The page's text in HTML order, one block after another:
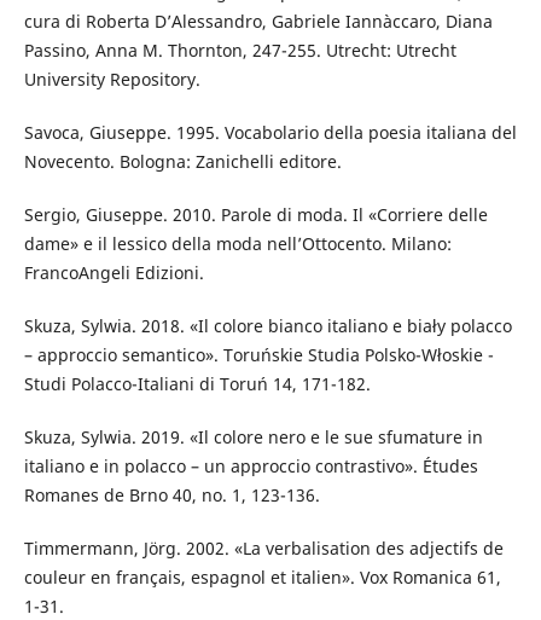
cura di Roberta D’Alessandro, Gabriele Iannàccaro, Diana
Passino, Anna M. Thornton, 247-255. Utrecht: Utrecht
University Repository.
Savoca, Giuseppe. 1995. Vocabolario della poesia italiana del
Novecento. Bologna: Zanichelli editore.
Sergio, Giuseppe. 2010. Parole di moda. Il «Corriere delle
dame» e il lessico della moda nell’Ottocento. Milano:
FrancoAngeli Edizioni.
Skuza, Sylwia. 2018. «Il colore bianco italiano e biały polacco
– approccio semantico». Toruńskie Studia Polsko-Włoskie -
Studi Polacco-Italiani di Toruń 14, 171-182.
Skuza, Sylwia. 2019. «Il colore nero e le sue sfumature in
italiano e in polacco – un approccio contrastivo». Études
Romanes de Brno 40, no. 1, 123-136.
Timmermann, Jörg. 2002. «La verbalisation des adjectifs de
couleur en français, espagnol et italien». Vox Romanica 61,
1-31.